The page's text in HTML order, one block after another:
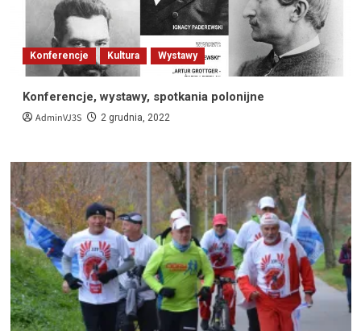
Konferencje Kultura Wystawy
Konferencje, wystawy, spotkania polonijne
AdminVJ3S 2 grudnia, 2022